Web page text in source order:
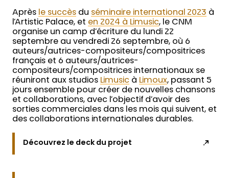
Après le succès du séminaire international 2023 à
l’Artistic Palace, et en 2024 à Limusic, le CNM
organise un camp d’écriture du lundi 22
septembre au vendredi 26 septembre, où 6
auteurs/autrices-compositeurs/compositrices
français et 6 auteurs/autrices-
compositeurs/compositrices internationaux se
réuniront aux studios Limusic à Limoux, passant 5
jours ensemble pour créer de nouvelles chansons
et collaborations, avec l’objectif d’avoir des
sorties commerciales dans les mois qui suivent, et
des collaborations internationales durables.
Découvrez le deck du projet